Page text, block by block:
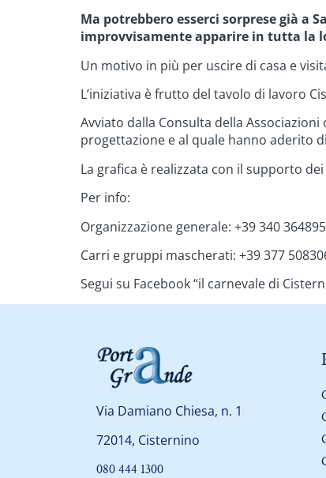
Ma potrebbero esserci sorprese già a
improvvisamente apparire in tutta la
Un motivo in più per uscire di casa e
L’iniziativa è frutto del tavolo di lavoro
Avviato dalla Consulta della
progettazione e al quale hanno aderito
La grafica è realizzata con il supporto
Per info:
Organizzazione generale: +39 340
Carri e gruppi mascherati: +39 377
Segui su Facebook “il carnevale di
Via Damiano Chiesa, n. 1
72014, Cisternino
080 444 1300